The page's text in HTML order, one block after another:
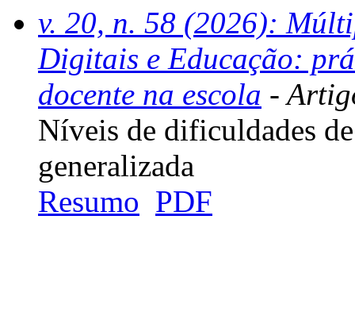
v. 20, n. 58 (2026):
Digitais e Educação:
docente na escola -
Níveis de dificuldades
generalizada
Resumo PDF